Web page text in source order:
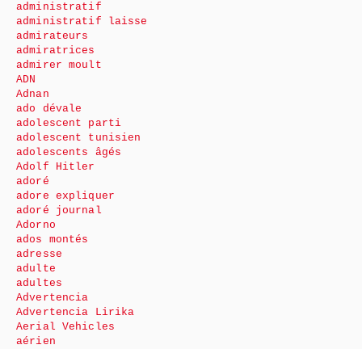
administratif
administratif laisse
admirateurs
admiratrices
admirer moult
ADN
Adnan
ado dévale
adolescent parti
adolescent tunisien
adolescents âgés
Adolf Hitler
adoré
adore expliquer
adoré journal
Adorno
ados montés
adresse
adulte
adultes
Advertencia
Advertencia Lirika
Aerial Vehicles
aérien